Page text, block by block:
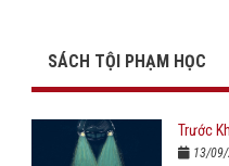
SÁCH TỘI PHẠM HỌC
Trước
13/